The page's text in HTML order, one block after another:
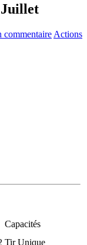
Juillet
commentaire Actions
Capacités
Tir Unique